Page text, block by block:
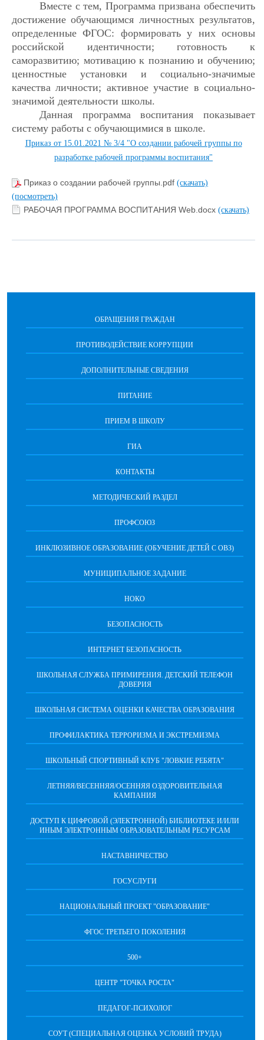
Вместе с тем, Программа призвана обеспечить
достижение обучающимся личностных результатов,
определенные ФГОС: формировать у них основы
российской идентичности; готовность к
саморазвитию; мотивацию к познанию и обучению;
ценностные установки и социально-значимые
качества личности; активное участие в социально-
значимой деятельности школы.
Данная программа воспитания показывает
систему работы с обучающимися в школе.
Приказ от 15.01.2021 № 3/4 "О создании рабочей группы по
разработке рабочей программы воспитания"
Приказ о создании рабочей группы.pdf (скачать)
(посмотреть)
РАБОЧАЯ ПРОГРАММА ВОСПИТАНИЯ Web.docx (скачать)
ОБРАЩЕНИЯ ГРАЖДАН
ПРОТИВОДЕЙСТВИЕ КОРРУПЦИИ
ДОПОЛНИТЕЛЬНЫЕ СВЕДЕНИЯ
ПИТАНИЕ
ПРИЕМ В ШКОЛУ
ГИА
КОНТАКТЫ
МЕТОДИЧЕСКИЙ РАЗДЕЛ
ПРОФСОЮЗ
ИНКЛЮЗИВНОЕ ОБРАЗОВАНИЕ (ОБУЧЕНИЕ ДЕТЕЙ С ОВЗ)
МУНИЦИПАЛЬНОЕ ЗАДАНИЕ
НОКО
БЕЗОПАСНОСТЬ
ИНТЕРНЕТ БЕЗОПАСНОСТЬ
ШКОЛЬНАЯ СЛУЖБА ПРИМИРЕНИЯ. ДЕТСКИЙ ТЕЛЕФОН
ДОВЕРИЯ
ШКОЛЬНАЯ СИСТЕМА ОЦЕНКИ КАЧЕСТВА ОБРАЗОВАНИЯ
ПРОФИЛАКТИКА ТЕРРОРИЗМА И ЭКСТРЕМИЗМА
ШКОЛЬНЫЙ СПОРТИВНЫЙ КЛУБ "ЛОВКИЕ РЕБЯТА"
ЛЕТНЯЯ/ВЕСЕННЯЯ/ОСЕННЯЯ ОЗДОРОВИТЕЛЬНАЯ
КАМПАНИЯ
ДОСТУП К ЦИФРОВОЙ (ЭЛЕКТРОННОЙ) БИБЛИОТЕКЕ И/ИЛИ
ИНЫМ ЭЛЕКТРОННЫМ ОБРАЗОВАТЕЛЬНЫМ РЕСУРСАМ
НАСТАВНИЧЕСТВО
ГОСУСЛУГИ
НАЦИОНАЛЬНЫЙ ПРОЕКТ "ОБРАЗОВАНИЕ"
ФГОС ТРЕТЬЕГО ПОКОЛЕНИЯ
500+
ЦЕНТР "ТОЧКА РОСТА"
ПЕДАГОГ-ПСИХОЛОГ
СОУТ (СПЕЦИАЛЬНАЯ ОЦЕНКА УСЛОВИЙ ТРУДА)